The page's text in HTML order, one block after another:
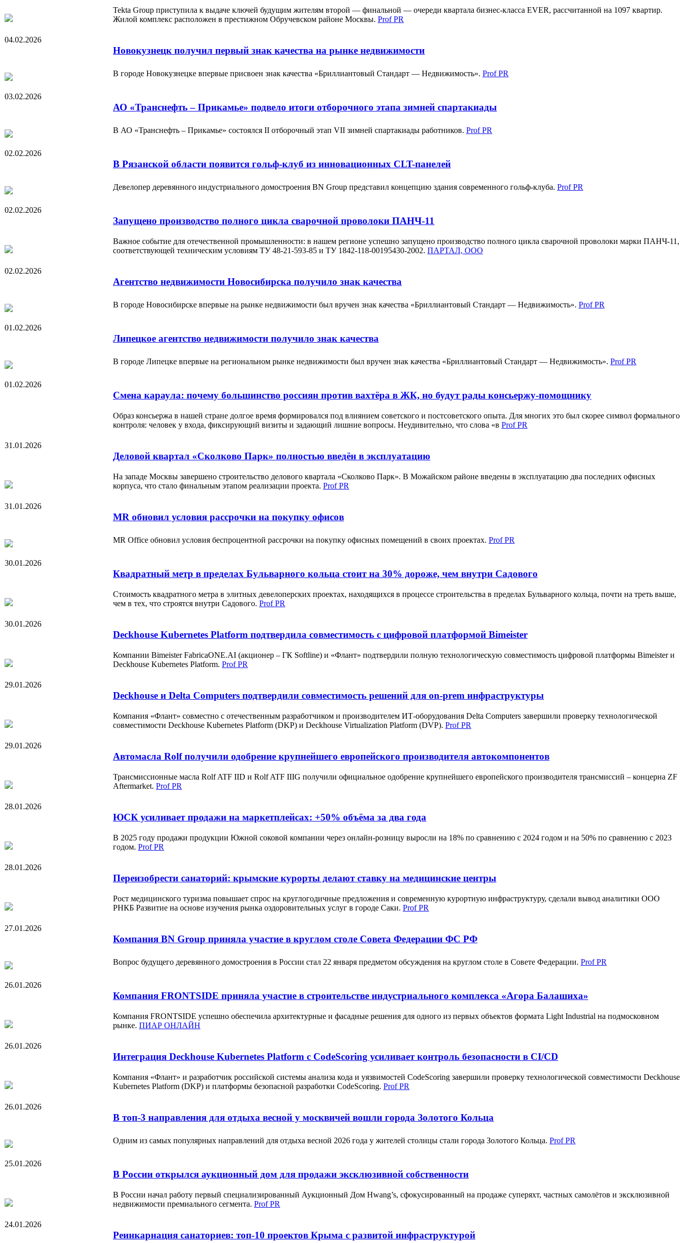
Tekta Group приступила к выдаче ключей будущим жителям второй — финальной — очереди квартала бизнес-класса EVER, рассчитанной на 1097 квартир.
Жилой комплекс расположен в престижном Обручевском районе Москвы. Prof PR
04.02.2026
Новокузнецк получил первый знак качества на рынке недвижимости
В городе Новокузнецке впервые присвоен знак качества «Бриллиантовый Стандарт — Недвижимость». Prof PR
03.02.2026
АО «Транснефть – Прикамье» подвело итоги отборочного этапа зимней спартакиады
В АО «Транснефть – Прикамье» состоялся II отборочный этап VII зимней спартакиады работников. Prof PR
02.02.2026
В Рязанской области появится гольф-клуб из инновационных CLT-панелей
Девелопер деревянного индустриального домостроения BN Group представил концепцию здания современного гольф-клуба. Prof PR
02.02.2026
Запущено производство полного цикла сварочной проволоки ПАНЧ-11
Важное событие для отечественной промышленности: в нашем регионе успешно запущено производство полного цикла сварочной проволоки марки ПАНЧ-11,
соответствующей техническим условиям ТУ 48-21-593-85 и ТУ 1842-118-00195430-2002. ПАРТАЛ, ООО
02.02.2026
Агентство недвижимости Новосибирска получило знак качества
В городе Новосибирске впервые на рынке недвижимости был вручен знак качества «Бриллиантовый Стандарт — Недвижимость». Prof PR
01.02.2026
Липецкое агентство недвижимости получило знак качества
В городе Липецке впервые на региональном рынке недвижимости был вручен знак качества «Бриллиантовый Стандарт — Недвижимость». Prof PR
01.02.2026
Смена караула: почему большинство россиян против вахтёра в ЖК, но будут рады консьержу-помощнику
Образ консьержа в нашей стране долгое время формировался под влиянием советского и постсоветского опыта. Для многих это был скорее символ формального
контроля: человек у входа, фиксирующий визиты и задающий лишние вопросы. Неудивительно, что слова «в Prof PR
31.01.2026
Деловой квартал «Сколково Парк» полностью введён в эксплуатацию
На западе Москвы завершено строительство делового квартала «Сколково Парк». В Можайском районе введены в эксплуатацию два последних офисных
корпуса, что стало финальным этапом реализации проекта. Prof PR
31.01.2026
MR обновил условия рассрочки на покупку офисов
MR Office обновил условия беспроцентной рассрочки на покупку офисных помещений в своих проектах. Prof PR
30.01.2026
Квадратный метр в пределах Бульварного кольца стоит на 30% дороже, чем внутри Садового
Стоимость квадратного метра в элитных девелоперских проектах, находящихся в процессе строительства в пределах Бульварного кольца, почти на треть выше,
чем в тех, что строятся внутри Садового. Prof PR
30.01.2026
Deckhouse Kubernetes Platform подтвердила совместимость с цифровой платформой Bimeister
Компании Bimeister FabricaONE.AI (акционер – ГК Softline) и «Флант» подтвердили полную технологическую совместимость цифровой платформы Bimeister и
Deckhouse Kubernetes Platform. Prof PR
29.01.2026
Deckhouse и Delta Computers подтвердили совместимость решений для on-prem инфраструктуры
Компания «Флант» совместно с отечественным разработчиком и производителем ИТ-оборудования Delta Computers завершили проверку технологической
совместимости Deckhouse Kubernetes Platform (DKP) и Deckhouse Virtualization Platform (DVP). Prof PR
29.01.2026
Автомасла Rolf получили одобрение крупнейшего европейского производителя автокомпонентов
Трансмиссионные масла Rolf ATF IID и Rolf ATF IIIG получили официальное одобрение крупнейшего европейского производителя трансмиссий – концерна ZF
Aftermarket. Prof PR
28.01.2026
ЮСК усиливает продажи на маркетплейсах: +50% объёма за два года
В 2025 году продажи продукции Южной соковой компании через онлайн-розницу выросли на 18% по сравнению с 2024 годом и на 50% по сравнению с 2023
годом. Prof PR
28.01.2026
Переизобрести санаторий: крымские курорты делают ставку на медицинские центры
Рост медицинского туризма повышает спрос на круглогодичные предложения и современную курортную инфраструктуру, сделали вывод аналитики ООО
РНКБ Развитие на основе изучения рынка оздоровительных услуг в городе Саки. Prof PR
27.01.2026
Компания BN Group приняла участие в круглом столе Совета Федерации ФС РФ
Вопрос будущего деревянного домостроения в России стал 22 января предметом обсуждения на круглом столе в Совете Федерации. Prof PR
26.01.2026
Компания FRONTSIDE приняла участие в строительстве индустриального комплекса «Агора Балашиха»
Компания FRONTSIDE успешно обеспечила архитектурные и фасадные решения для одного из первых объектов формата Light Industrial на подмосковном
рынке. ПИАР ОНЛАЙН
26.01.2026
Интеграция Deckhouse Kubernetes Platform с CodeScoring усиливает контроль безопасности в CI/CD
Компания «Флант» и разработчик российской системы анализа кода и уязвимостей CodeScoring завершили проверку технологической совместимости Deckhouse
Kubernetes Platform (DKP) и платформы безопасной разработки CodeScoring. Prof PR
26.01.2026
В топ-3 направления для отдыха весной у москвичей вошли города Золотого Кольца
Одним из самых популярных направлений для отдыха весной 2026 года у жителей столицы стали города Золотого Кольца. Prof PR
25.01.2026
В России открылся аукционный дом для продажи эксклюзивной собственности
В России начал работу первый специализированный Аукционный Дом Hwang’s, сфокусированный на продаже суперяхт, частных самолётов и эксклюзивной
недвижимости премиального сегмента. Prof PR
24.01.2026
Реинкарнация санаториев: топ-10 проектов Крыма с развитой инфраструктурой